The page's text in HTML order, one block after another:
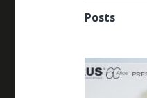
Posts